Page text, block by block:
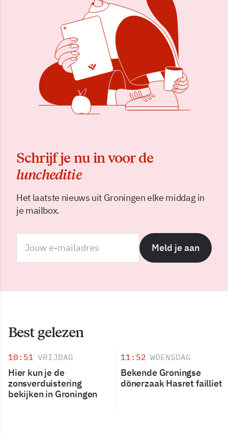
Schrijf je nu in voor de
luncheditie
Het laatste nieuws uit Groningen elke middag in
je mailbox.
Meld je aan
Best gelezen
10:51 VRIJDAG
Hier kun je de
zonsverduistering
bekijken in Groningen
11:52 WOENSDAG
Bekende Groningse
dönerzaak Hasret failliet